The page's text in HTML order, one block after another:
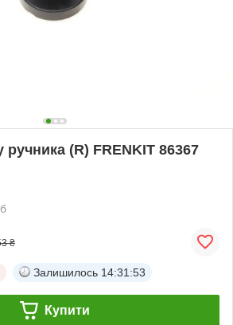
ручника (R) FRENKIT 86367
₴
Залишилось 14:31:53
Купити